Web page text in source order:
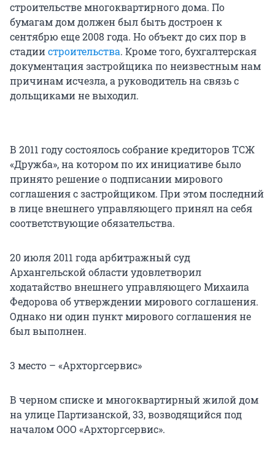
строительстве многоквартирного дома. По
бумагам дом должен был быть достроен к
сентябрю еще 2008 года. Но объект до сих пор в
стадиистроительства. Кроме того, бухгалтерская
документация застройщика по неизвестным нам
причинам исчезла, а руководитель на связь с
дольщиками не выходил.
В 2011 году состоялось собрание кредиторов ТСЖ
«Дружба», на котором по их инициативе было
принято решение о подписании мирового
соглашения с застройщиком. При этом последний
в лице внешнего управляющего принял на себя
соответствующие обязательства.
20 июля 2011 года арбитражный суд
Архангельской области удовлетворил
ходатайство внешнего управляющего Михаила
Федорова об утверждении мирового соглашения.
Однако ни один пункт мирового соглашения не
был выполнен.
3 место – «Архторгсервис»
В черном списке и многоквартирный жилой дом
на улице Партизанской, 33, возводящийся под
началом ООО «Архторгсервис».